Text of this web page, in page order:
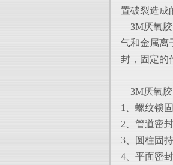
置破裂造成
3M厌氧胶
气和金属离
封， 固定的
3M厌氧胶
1、螺纹锁
2、管道密
3、圆柱固
4、平面密